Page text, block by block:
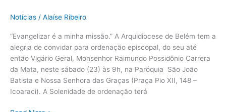
Notícias / Alaíse Ribeiro
“Evangelizar é a minha missão.” A Arquidiocese de Belém tem a
alegria de convidar para ordenação episcopal, do seu até
então Vigário Geral, Monsenhor Raimundo Possidônio Carrera
da Mata, neste sábado (23) às 9h, na Paróquia São João
Batista e Nossa Senhora das Graças (Praça Pio XII, 148 –
Icoaraci). A Solenidade de ordenação terá